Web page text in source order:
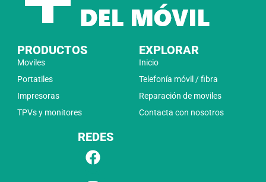
PRODUCTOS
Moviles
Portatiles
Impresoras
TPVs y monitores
EXPLORAR
Inicio
Telefonía móvil / fibra
Reparación de moviles
Contacta con nosotros
REDES